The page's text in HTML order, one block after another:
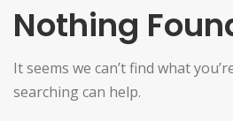
Nothing
It seems we can’t find what
searching can help.